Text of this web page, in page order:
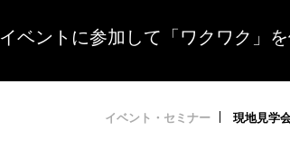
イベントに参加して「ワクワク」を
イベント・セミナー 現地見学